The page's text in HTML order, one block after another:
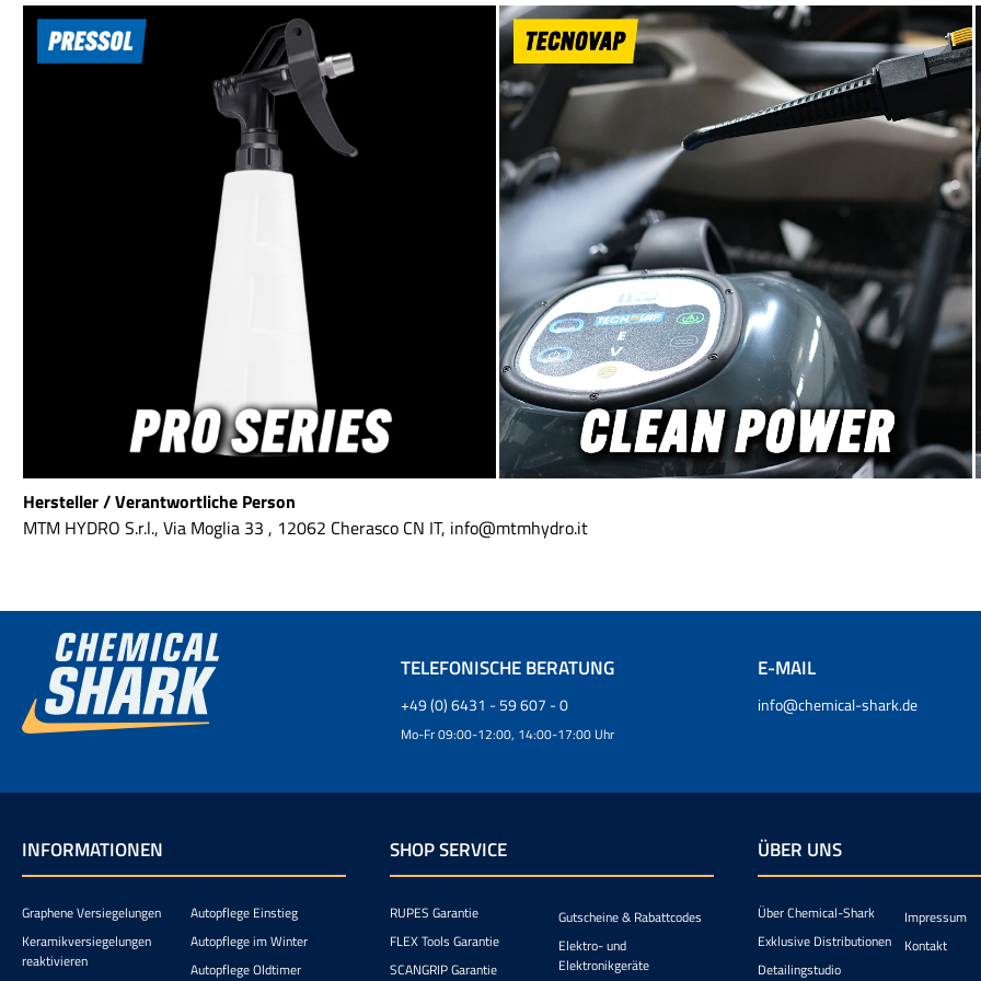
Komponenten von Hochdruckreinigern.
Einsatzbereich Temperatur: -400°F bis
+500°F / -200°C bis +260°C Einfach
und schnell anwendbar Nicht brennbar
/ nicht entzündbar Kein Verfallsdatum
100% PTFE Geeignet zum Abdichten
von Hochdruckverbindungen mit
Grobgewinden
Einsatzbereich Temperatur: -30°C bis
+150°C Einfach und schnell
anwendbar Sehr guter Widerstand
gegen Wasserschlag
Polymerisationszeit ca. 1 bis 3 Stunden
Hydro
sowie andere Pistolen
Anschluss. Je nach
Lanze mit 1/4"
1/4" Quick Connect
erhältlich. MTM Hydro ILS28 SQR
Hochdrucklanze für
und Reinigung
29cm isolierter
komfortables Handling
Endstück für bessere
Wahlweise mit 1/4" AG
Quick Connect Ideal
Quick Connect Pistolen
Kalt- und Warmwasser
bis 280 bar Wahlweise mit Gewinde
oder Quick Connect Die
1/4" AG eignet sich für
klassischer 1/4" IG
Variante 1/4" QC wird mit
1/4" Quick Connect
und 1/4" Quick Connect
geliefert. Dadurch
Düsenhalter, Sprühdüsen
Schnellkupplung passend
Hochdruckreiniger-Setup
ausgerichtet werden. Ideal für
professionelle
sich ideal für
Schweller, Radkästen
Anwendungen, bei denen
und komfortable
Hersteller / Verantwortliche Person
MTM HYDRO S.r.l., Via Moglia 33 , 12062 Cherasco CN IT, info@mtmhydro.it
TELEFONISCHE BERATUNG
+49 (0) 6431 - 59 607 - 0
Mo-Fr 09:00-12:00, 14:00-17:00 Uhr
E-MAIL
info@chemical-shark.de
INFORMATIONEN
Graphene Versiegelungen
Keramikversiegelungen
reaktivieren
Autopflege Einstieg
Autopflege im Winter
Autopflege Oldtimer
SHOP SERVICE
RUPES Garantie
FLEX Tools Garantie
SCANGRIP Garantie
Gutscheine & Rabattcodes
Elektro- und
Elektronikgeräte
ÜBER UNS
Über Chemical-Shark
Exklusive Distributionen
Detailingstudio
Impressum
Kontakt